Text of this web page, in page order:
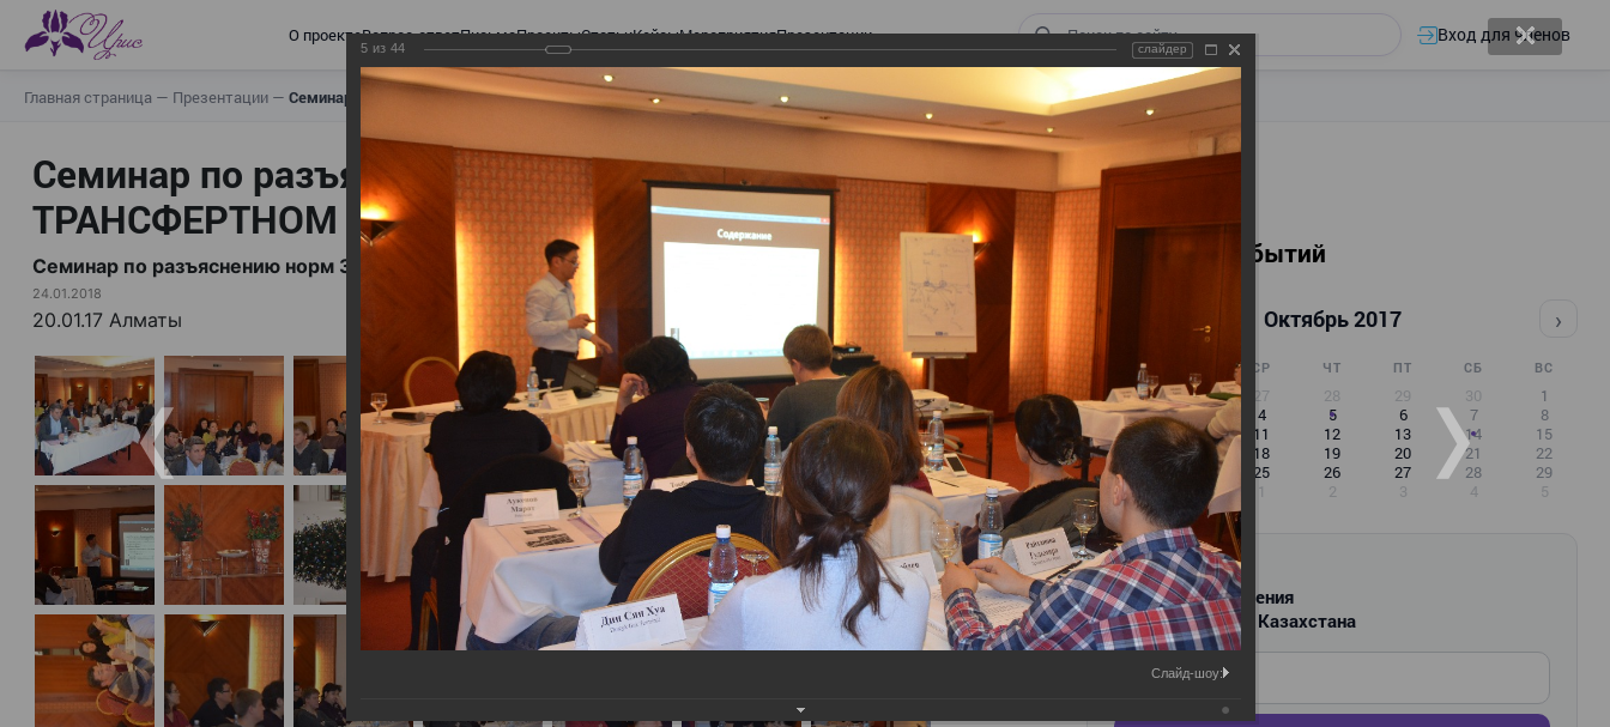
О проектеВопрос-ответПисьмаПроектыСтатьиКейсыМероприятияПрезентации Вход для членов
Главная страница — Презентации — Семинар по разъяснению норм Закона «О ТРАНСФЕРТНОМ ЦЕНООБРАЗОВАНИИ»
Семинар по разъяснению норм Закона «О
ТРАНСФЕРТНОМ ЦЕНООБРАЗОВАНИИ»
Семинар по разъяснению норм Закона «О ТРАНСФЕРТНОМ ЦЕНООБРАЗОВАНИИ»
24.01.2018
20.01.17 Алматы
Календарь событий
‹ Октябрь 2017 ›
СР ЧТ ПТ СБ ВС
25 26 27 28 29 30
1
2
3 4 5 6 7
8
9
10 11 12 13 14
15
16
17 18 19 20 21
22
23
25 26 27 28
29
30
1 2 3 4 5
РАССЫЛКА
Новости и изменения
для бухгалтеров Казахстана
Введите ваш e-mail
5 из 44 слайдер
Слайд-шоу: